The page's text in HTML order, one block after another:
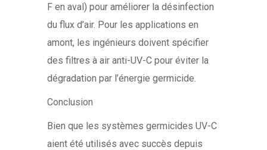
F en aval) pour améliorer la désinfection
du flux d’air. Pour les applications en
amont, les ingénieurs doivent spécifier
des filtres à air anti-UV-C pour éviter la
dégradation par l’énergie germicide.
Conclusion
Bien que les systèmes germicides UV-C
aient été utilisés avec succès depuis